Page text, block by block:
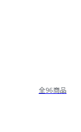
全96商品